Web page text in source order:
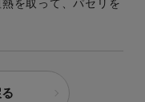
を取って、パセリを